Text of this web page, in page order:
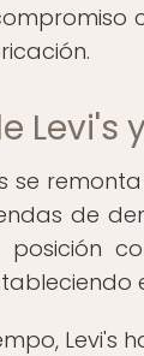
se
de
posición
Levi's